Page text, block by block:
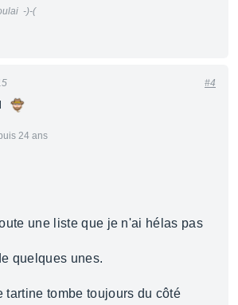
-)-(
24 ans
#4
une liste que je n'ai hélas pas
quelques unes.
tartine tombe toujours du côté